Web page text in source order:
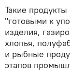
Такие
"готовыми к
изделия,
хлопья,
и рыбные
этапов